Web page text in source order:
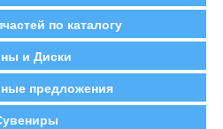
по каталогу
и Диски
предложения